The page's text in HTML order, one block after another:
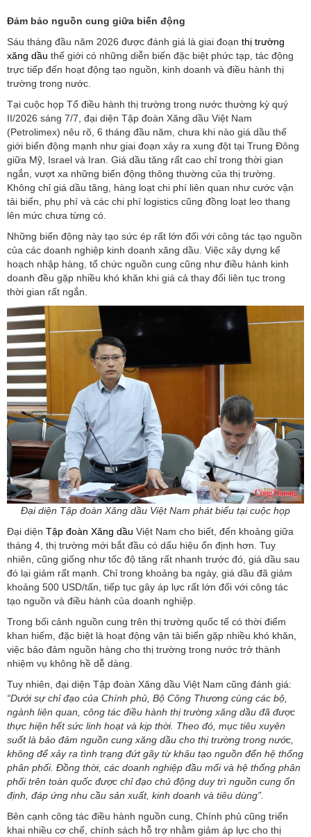
Đảm bảo nguồn cung giữa biến động
Sáu tháng đầu năm 2026 được đánh giá là giai đoạn thị trường
xăng dầu thế giới có những diễn biến đặc biệt phức tạp, tác động
trực tiếp đến hoạt động tạo nguồn, kinh doanh và điều hành thị
trường trong nước.
Tại cuộc họp Tổ điều hành thị trường trong nước thường kỳ quý
II/2026 sáng 7/7, đại diện Tập đoàn Xăng dầu Việt Nam
(Petrolimex) nêu rõ, 6 tháng đầu năm, chưa khi nào giá dầu thế
giới biến động mạnh như giai đoạn xảy ra xung đột tại Trung Đông
giữa Mỹ, Israel và Iran. Giá dầu tăng rất cao chỉ trong thời gian
ngắn, vượt xa những biến động thông thường của thị trường.
Không chỉ giá dầu tăng, hàng loạt chi phí liên quan như cước vận
tải biển, phụ phí và các chi phí logistics cũng đồng loạt leo thang
lên mức chưa từng có.
Những biến động này tạo sức ép rất lớn đối với công tác tạo nguồn
của các doanh nghiệp kinh doanh xăng dầu. Việc xây dựng kế
hoạch nhập hàng, tổ chức nguồn cung cũng như điều hành kinh
doanh đều gặp nhiều khó khăn khi giá cả thay đổi liên tục trong
thời gian rất ngắn.
Đại diện Tập đoàn Xăng dầu Việt Nam phát biểu tại cuộc họp
Đại diện Tập đoàn Xăng dầu Việt Nam cho biết, đến khoảng giữa
tháng 4, thị trường mới bắt đầu có dấu hiệu ổn định hơn. Tuy
nhiên, cũng giống như tốc độ tăng rất nhanh trước đó, giá dầu sau
đó lại giảm rất mạnh. Chỉ trong khoảng ba ngày, giá dầu đã giảm
khoảng 500 USD/tấn, tiếp tục gây áp lực rất lớn đối với công tác
tạo nguồn và điều hành của doanh nghiệp.
Trong bối cảnh nguồn cung trên thị trường quốc tế có thời điểm
khan hiếm, đặc biệt là hoạt động vận tải biển gặp nhiều khó khăn,
việc bảo đảm nguồn hàng cho thị trường trong nước trở thành
nhiệm vụ không hề dễ dàng.
Tuy nhiên, đại diện Tập đoàn Xăng dầu Việt Nam cũng đánh giá:
“Dưới sự chỉ đạo của Chính phủ, Bộ Công Thương cùng các bộ,
ngành liên quan, công tác điều hành thị trường xăng dầu đã được
thực hiện hết sức linh hoạt và kịp thời. Theo đó, mục tiêu xuyên
suốt là bảo đảm nguồn cung xăng dầu cho thị trường trong nước,
không để xảy ra tình trạng đứt gãy từ khâu tạo nguồn đến hệ thống
phân phối. Đồng thời, các doanh nghiệp đầu mối và hệ thống phân
phối trên toàn quốc được chỉ đạo chủ động duy trì nguồn cung ổn
định, đáp ứng nhu cầu sản xuất, kinh doanh và tiêu dùng”.
Bên cạnh công tác điều hành nguồn cung, Chính phủ cũng triển
khai nhiều cơ chế, chính sách hỗ trợ nhằm giảm áp lực cho thị